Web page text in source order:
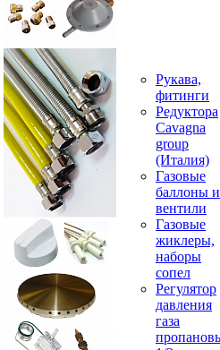
Рукава,
фитинги
Редуктора
Cavagna
group
(Италия)
Газовые
баллоны и
вентили
Газовые
жиклеры,
наборы
сопел
Регулятор
давления
газа